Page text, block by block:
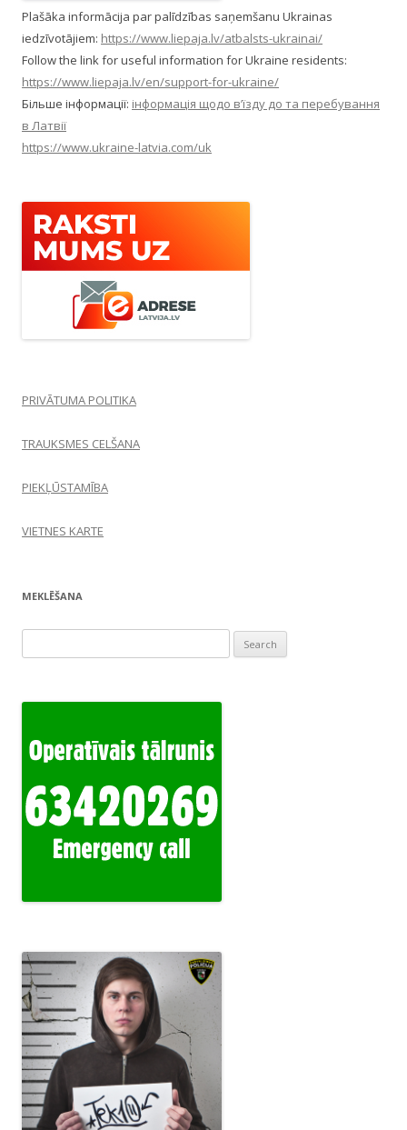
Plašāka informācija par palīdzības saņemšanu Ukrainas
iedzīvotājiem: https://www.liepaja.lv/atbalsts-ukrainai/
Follow the link for useful information for Ukraine residents:
https://www.liepaja.lv/en/support-for-ukraine/
Більше інформації: інформація щодо в’їзду до та перебування
в Латвії
https://www.ukraine-latvia.com/uk
PRIVĀTUMA POLITIKA
TRAUKSMES CELŠANA
PIEKĻŪSTAMĪBA
VIETNES KARTE
MEKLĒŠANA
for: